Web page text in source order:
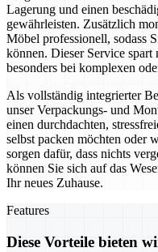
Lagerung und einen
gewährleisten. Zusätzlich
Möbel professionell, sodass
können. Dieser Service
besonders bei komplexen
Als vollständig integrierter
unser Verpackungs- und
einen durchdachten,
selbst packen möchten oder
sorgen dafür, dass nichts
können Sie sich auf das
Ihr neues Zuhause.
Features
Diese Vorteile bieten